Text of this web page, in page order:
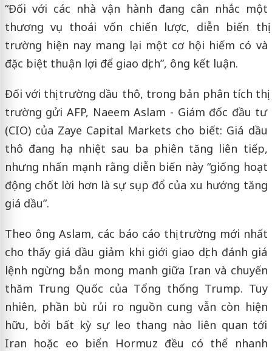
“Đối với các nhà vận hành đang cân nhắc một
thương vụ thoái vốn chiến lược, diễn biến thị
trường hiện nay mang lại một cơ hội hiếm có và
đặc biệt thuận lợi để giao dịch”, ông kết luận.
Đối với thị trường dầu thô, trong bản phân tích thị
trường gửi AFP, Naeem Aslam - Giám đốc đầu tư
(CIO) của Zaye Capital Markets cho biết: Giá dầu
thô đang hạ nhiệt sau ba phiên tăng liên tiếp,
nhưng nhấn mạnh rằng diễn biến này “giống hoạt
động chốt lời hơn là sự sụp đổ của xu hướng tăng
giá dầu”.
Theo ông Aslam, các báo cáo thị trường mới nhất
cho thấy giá dầu giảm khi giới giao dịch đánh giá
lệnh ngừng bắn mong manh giữa Iran và chuyến
thăm Trung Quốc của Tổng thống Trump. Tuy
nhiên, phần bù rủi ro nguồn cung vẫn còn hiện
hữu, bởi bất kỳ sự leo thang nào liên quan tới
Iran hoặc eo biển Hormuz đều có thể nhanh